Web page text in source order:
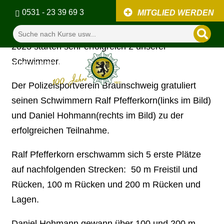
0531 - 23 39 69 3 MITGLIED WERDEN
Bei den European Masters Games in Tampere
2023 starten sehr erfolgreich 2 unserer
Schwimmer.
Der Polizeisportverein Braunschweig gratuliert
seinen Schwimmern Ralf Pfefferkorn(links im Bild)
und Daniel Hohmann(rechts im Bild) zu der
erfolgreichen Teilnahme.
Ralf Pfefferkorn erschwamm sich 5 erste Plätze
auf nachfolgenden Strecken: 50 m Freistil und
Rücken, 100 m Rücken und 200 m Rücken und
Lagen.